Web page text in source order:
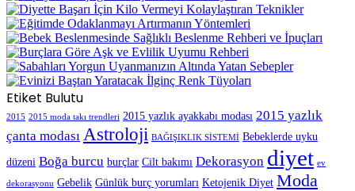
Etiket Bulutu
2015 2015 moda takı trendleri 2015 yazlık ayakkabı modası 2015 yazlık
çanta modası Astroloji BAĞIŞIKLIK SİSTEMİ Bebeklerde uyku
düzeni Boğa burcu burçlar Cilt bakımı Dekorasyon diyet ev
dekorasyonu Gebelik Günlük burç yorumları Ketojenik Diyet Moda